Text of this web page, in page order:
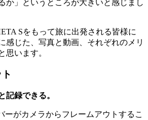
か」というところが大きいと感じまし
Sをもって旅に出発される皆様に
感じた、写真と動画、それぞれのメリ
思います。
録できる。
ーがカメラからフレームアウトするこ